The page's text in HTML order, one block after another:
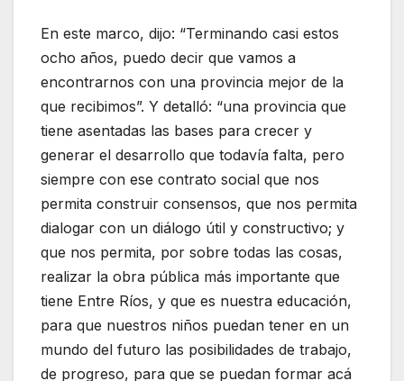
En este marco, dijo: “Terminando casi estos
ocho años, puedo decir que vamos a
encontrarnos con una provincia mejor de la
que recibimos”. Y detalló: “una provincia que
tiene asentadas las bases para crecer y
generar el desarrollo que todavía falta, pero
siempre con ese contrato social que nos
permita construir consensos, que nos permita
dialogar con un diálogo útil y constructivo; y
que nos permita, por sobre todas las cosas,
realizar la obra pública más importante que
tiene Entre Ríos, y que es nuestra educación,
para que nuestros niños puedan tener en un
mundo del futuro las posibilidades de trabajo,
de progreso, para que se puedan formar acá